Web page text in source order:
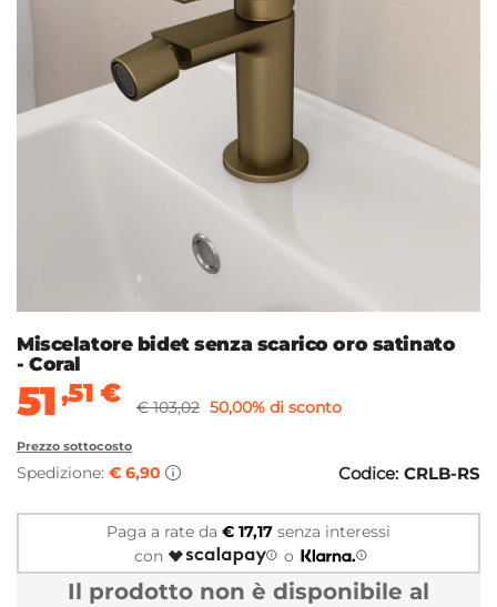
Miscelatore bidet senza scarico oro satinato
- Coral
51,51 € € 103,02 50,00% di sconto
Prezzo sottocosto
Spedizione: € 6,90 Codice: CRLB-RS
Paga a rate da € 17,17 senza interessi
con
o
Il prodotto non è disponibile al